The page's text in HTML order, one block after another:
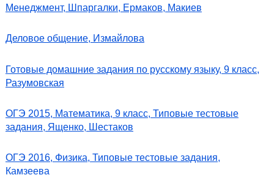
Менеджмент, Шпаргалки, Ермаков, Макиев
Деловое общение, Измайлова
Готовые домашние задания по русскому языку, 9 класс,
Разумовская
ОГЭ 2015, Математика, 9 класс, Типовые тестовые
задания, Ященко, Шестаков
ОГЭ 2016, Физика, Типовые тестовые задания,
Камзеева